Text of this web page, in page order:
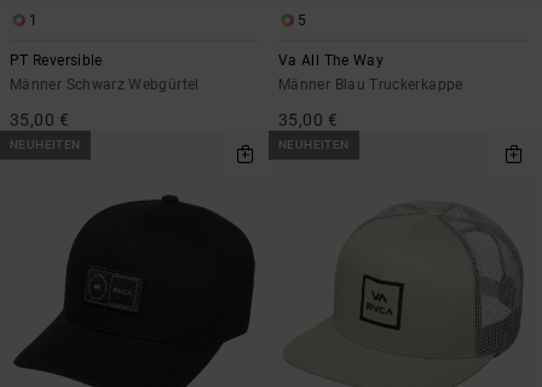
1
PT Reversible
Männer Schwarz Webgürtel
35,00 €
5
Va All The Way
Männer Blau Truckerkappe
35,00 €
NEUHEITEN NEUHEITEN